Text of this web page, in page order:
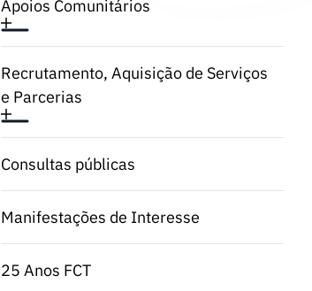
Apoios Comunitários
Recrutamento, Aquisição de Serviços
e Parcerias
Consultas públicas
Manifestações de Interesse
25 Anos FCT